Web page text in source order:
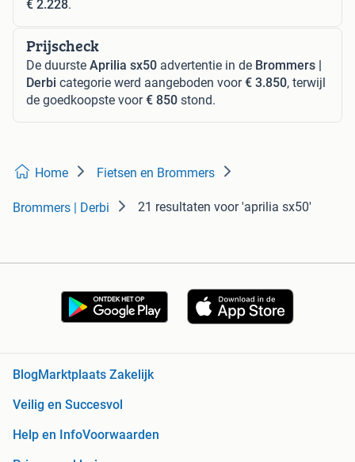
€ 2.228.
Prijscheck
De duurste Aprilia sx50 advertentie in de Brommers |
Derbi categorie werd aangeboden voor€ 3.850, terwijl
de goedkoopste voor€ 850 stond.
Home Fietsen en Brommers
Brommers | Derbi 21 resultaten voor 'aprilia sx50'
BlogMarktplaats Zakelijk
Veilig en Succesvol
Help en InfoVoorwaarden